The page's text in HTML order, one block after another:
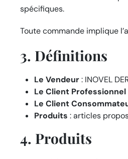
spécifiques.
Toute commande implique
3. Définitions
Le Vendeur: INOVEL
Le Client Professionnel
Le Client
Produits : articles
4. Produits